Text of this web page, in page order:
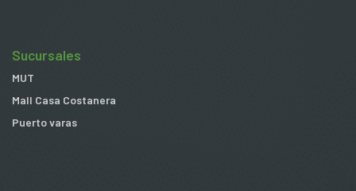
Sucursales
MUT
Mall Casa Costanera
Puerto varas